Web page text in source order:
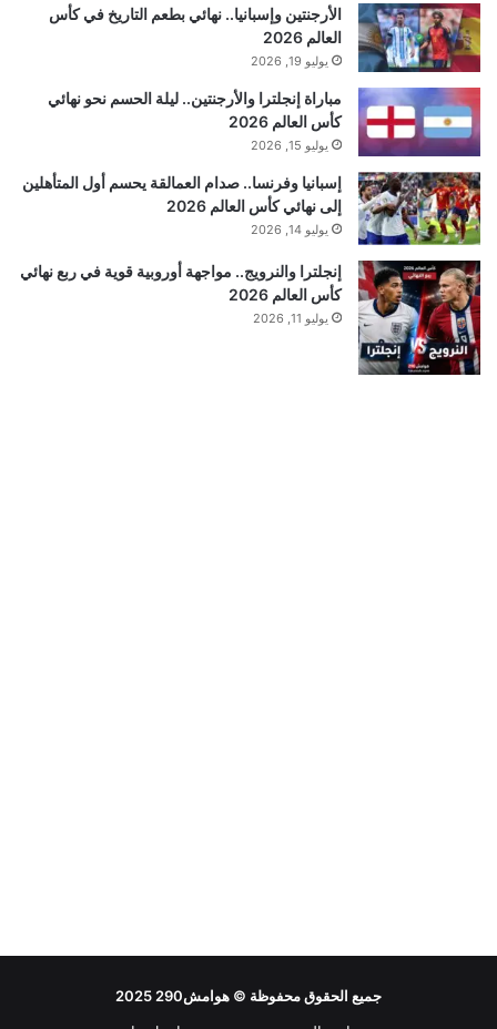
الأرجنتين وإسبانيا.. نهائي بطعم التاريخ في كأس
العالم 2026
يوليو 19, 2026
مباراة إنجلترا والأرجنتين.. ليلة الحسم نحو نهائي
كأس العالم 2026
يوليو 15, 2026
إسبانيا وفرنسا.. صدام العمالقة يحسم أول المتأهلين
إلى نهائي كأس العالم 2026
يوليو 14, 2026
إنجلترا والنرويج.. مواجهة أوروبية قوية في ربع نهائي
كأس العالم 2026
يوليو 11, 2026
جميع الحقوق محفوظة © هوامش290